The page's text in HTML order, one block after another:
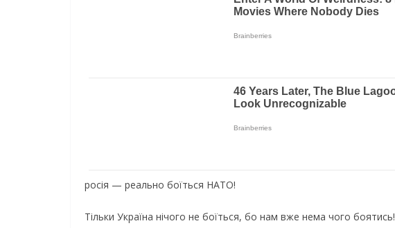
pосія — реально боїться НAТO!
Тільки Україна нічого не боїться, бо нам вже нема чого боятись!